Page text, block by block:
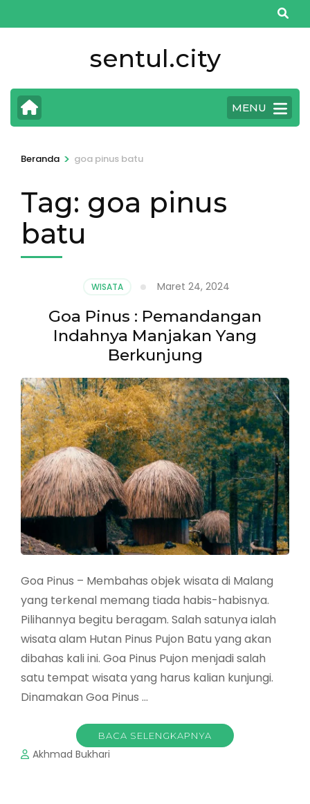
ke
Enter)
sentul.city
MENU
Beranda > goa pinus batu
Tag: goa pinus
batu
WISATA Maret 24, 2024
Goa Pinus : Pemandangan
Indahnya Manjakan Yang
Berkunjung
Goa Pinus – Membahas objek wisata di Malang
yang terkenal memang tiada habis-habisnya.
Pilihannya begitu beragam. Salah satunya ialah
wisata alam Hutan Pinus Pujon Batu yang akan
dibahas kali ini. Goa Pinus Pujon menjadi salah
satu tempat wisata yang harus kalian kunjungi.
Dinamakan Goa Pinus …
BACA SELENGKAPNYA
Akhmad Bukhari